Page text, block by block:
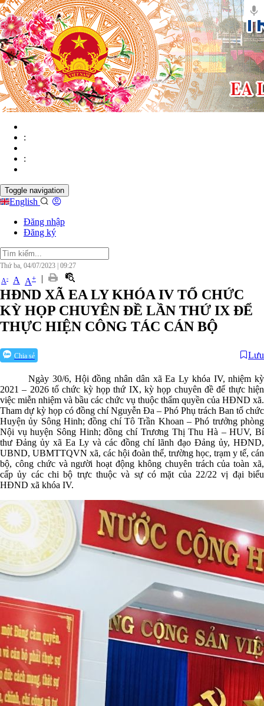
:
:
Toggle navigation
English
Đăng nhập
Đăng ký
Thứ ba, 04/07/2023 09:27
A- A A+ |
HĐND XÃ EA LY KHÓA IV TỔ CHỨC
KỲ HỌP CHUYÊN ĐỀ LẦN THỨ IX ĐỂ
THỰC HIỆN CÔNG TÁC CÁN BỘ
Chia sẻ Lưu
Ngày 30/6, Hội đồng nhân dân xã Ea Ly khóa IV, nhiệm kỳ
2021 – 2026 tổ chức kỳ họp thứ IX, kỳ họp chuyên đề để thực hiện
việc miễn nhiệm và bầu các chức vụ thuộc thẩm quyền của HĐND xã.
Tham dự kỳ họp có đồng chí Nguyễn Đa – Phó Phụ trách Ban tổ chức
Huyện ủy Sông Hinh; đồng chí Tô Trần Khoan – Phó trưởng phòng
Nội vụ huyện Sông Hinh; đồng chí Trương Thị Thu Hà – HUV, Bí
thư Đảng ủy xã Ea Ly và các đồng chí lãnh đạo Đảng ủy, HĐND,
UBND, UBMTTQVN xã, các hội đoàn thể, trường học, trạm y tế, cán
bộ, công chức và người hoạt động không chuyên trách của toàn xã,
cấp ủy các chi bộ trực thuộc và sự có mặt của 22/22 vị đại biểu
HĐND xã khóa IV.